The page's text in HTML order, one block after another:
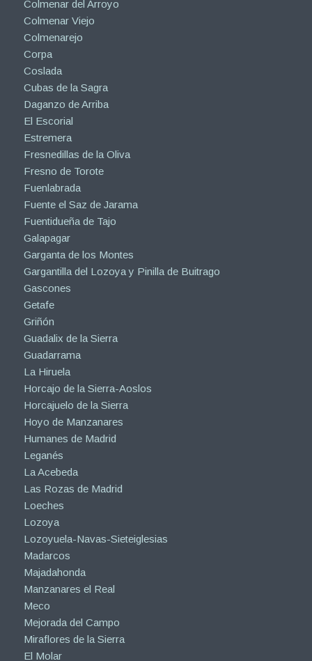
Colmenar de Oreja
Colmenar del Arroyo
Colmenar Viejo
Colmenarejo
Corpa
Coslada
Cubas de la Sagra
Daganzo de Arriba
El Escorial
Estremera
Fresnedillas de la Oliva
Fresno de Torote
Fuenlabrada
Fuente el Saz de Jarama
Fuentidueña de Tajo
Galapagar
Garganta de los Montes
Gargantilla del Lozoya y Pinilla de Buitrago
Gascones
Getafe
Griñón
Guadalix de la Sierra
Guadarrama
La Hiruela
Horcajo de la Sierra-Aoslos
Horcajuelo de la Sierra
Hoyo de Manzanares
Humanes de Madrid
Leganés
La Acebeda
Las Rozas de Madrid
Loeches
Lozoya
Lozoyuela-Navas-Sieteiglesias
Madarcos
Majadahonda
Manzanares el Real
Meco
Mejorada del Campo